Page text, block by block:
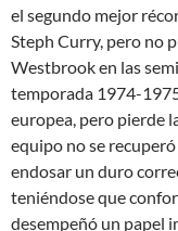
el segundo mejor
Steph Curry, pero no
Westbrook en las
temporada 1974-
europea, pero pierde
equipo no se
endosar un duro
teniéndose que
desempeñó un papel